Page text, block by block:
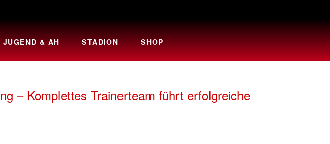
JUGEND & AH STADION SHOP
– Komplettes Trainerteam führt erfolgreiche